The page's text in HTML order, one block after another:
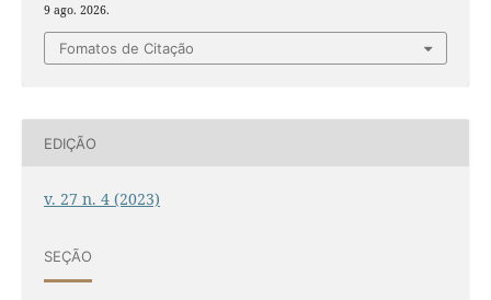
9 ago. 2026.
Fomatos de Citação
EDIÇÃO
v. 27 n. 4 (2023)
SEÇÃO